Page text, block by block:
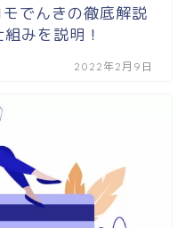
でんきの徹底解説
みを説明！
2022年2月9日